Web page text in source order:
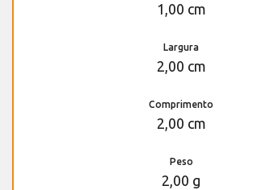
1,00 cm
Largura
2,00 cm
Comprimento
2,00 cm
Peso
2,00 g